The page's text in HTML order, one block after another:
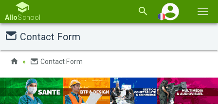
la
AlloSchool
Contact Form
Contact Form